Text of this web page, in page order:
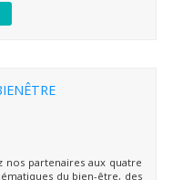
nos partenaires aux quatre
du bien-être, des